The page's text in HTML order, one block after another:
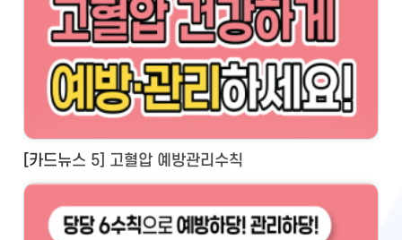
[카드뉴스 5] 고혈압 예방관리수칙